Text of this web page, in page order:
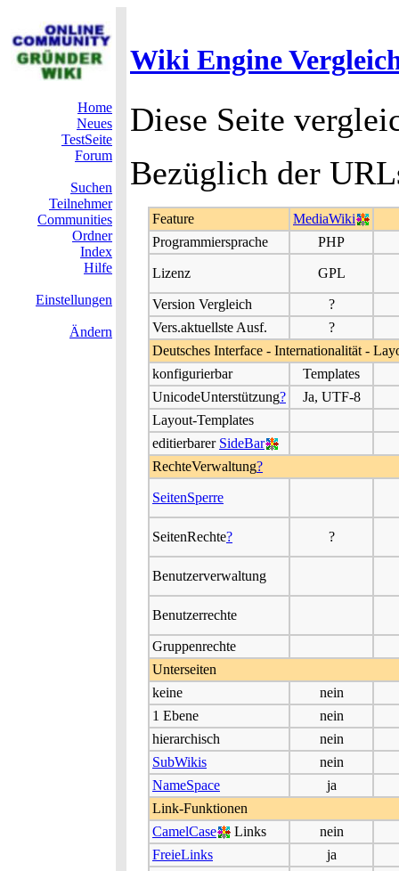
Wiki Engine
Home
Neues
TestSeite
Forum
Suchen
Teilnehmer
Communities
Ordner
Index
Hilfe
Einstellungen
Ändern
Diese Seite
Bezüglich der
Feature
MediaWiki
Programmiersprache
PHP
Lizenz GPL
Version Vergleich
?
Vers.aktuellste Ausf.
?
Deutsches Interface - Internationalität -
konfigurierbar
Templates
UnicodeUnterstützung?
Ja, UTF-8
Layout-Templates
editierbarer SideBar
RechteVerwaltung?
SeitenSperre
SeitenRechte? ?
Benutzerverwaltung
Benutzerrechte
Gruppenrechte
Unterseiten
keine
nein
1 Ebene
nein
hierarchisch
nein
SubWikis
nein
NameSpace
ja
Link-Funktionen
CamelCase
Links
nein
FreieLinks
ja